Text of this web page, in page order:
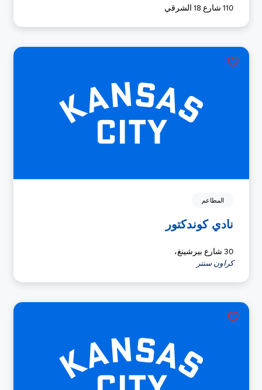
110 شارع 18 الشرقي
المطاعم
نادي كوندكتور
30 شارع بيرشينغ،
كراون سنتر